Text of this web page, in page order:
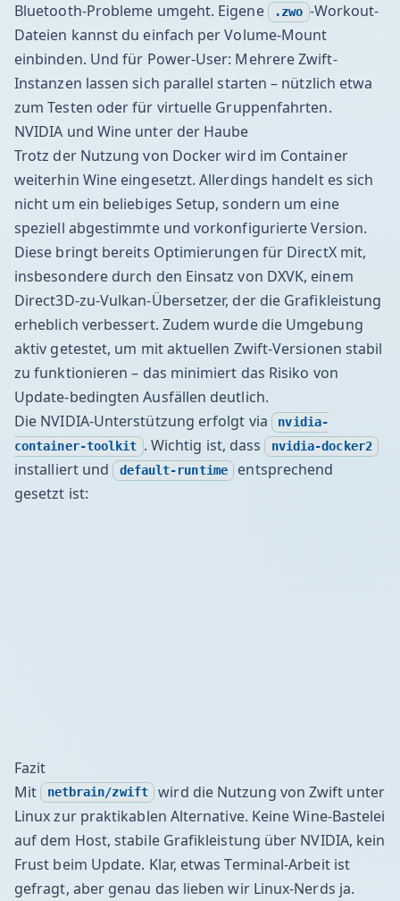
Bluetooth-Probleme umgeht. Eigene
.zwo -Workout-
Dateien kannst du einfach per Volume-Mount
einbinden. Und für Power-User: Mehrere Zwift-
Instanzen lassen sich parallel starten – nützlich etwa
zum Testen oder für virtuelle Gruppenfahrten.
NVIDIA und Wine unter der Haube
Trotz der Nutzung von Docker wird im Container
weiterhin Wine eingesetzt. Allerdings handelt es sich
nicht um ein beliebiges Setup, sondern um eine
speziell abgestimmte und vorkonfigurierte Version.
Diese bringt bereits Optimierungen für DirectX mit,
insbesondere durch den Einsatz von DXVK, einem
Direct3D-zu-Vulkan-Übersetzer, der die Grafikleistung
erheblich verbessert. Zudem wurde die Umgebung
aktiv getestet, um mit aktuellen Zwift-Versionen stabil
zu funktionieren – das minimiert das Risiko von
Update-bedingten Ausfällen deutlich.
Die NVIDIA-Unterstützung erfolgt via
nvidia-
container-toolkit . Wichtig ist, dass nvidia-docker2
installiert und default-runtime
entsprechend
gesetzt ist:
Fazit
Mit netbrain/zwift
wird die Nutzung von Zwift unter
Linux zur praktikablen Alternative. Keine Wine-Bastelei
auf dem Host, stabile Grafikleistung über NVIDIA, kein
Frust beim Update. Klar, etwas Terminal-Arbeit ist
gefragt, aber genau das lieben wir Linux-Nerds ja.